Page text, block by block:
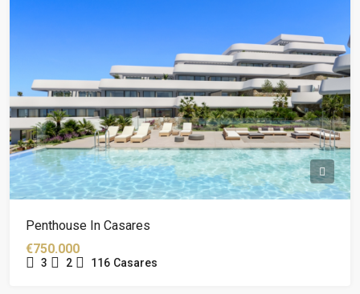
Penthouse In Casares
€750.000
3 2 116 Casares